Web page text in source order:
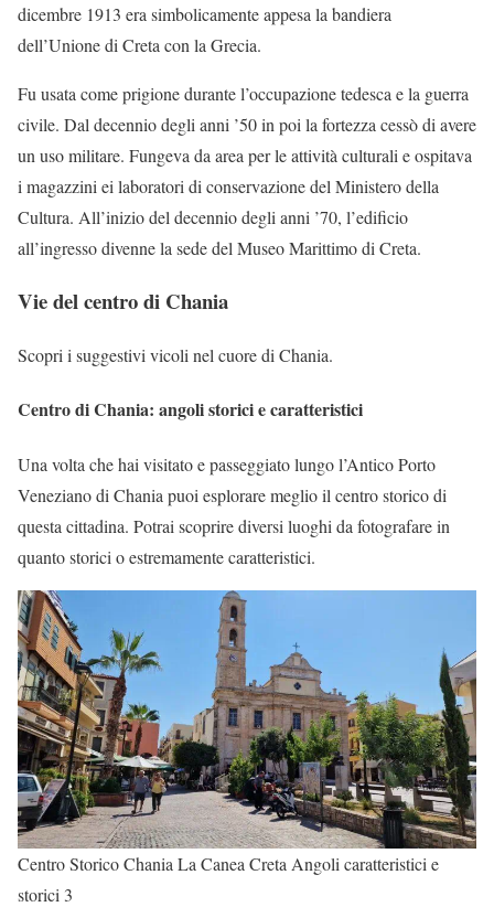
dicembre 1913 era simbolicamente appesa la bandiera
dell’Unione di Creta con la Grecia.
Fu usata come prigione durante l’occupazione tedesca e la guerra
civile. Dal decennio degli anni ’50 in poi la fortezza cessò di avere
un uso militare. Fungeva da area per le attività culturali e ospitava
i magazzini ei laboratori di conservazione del Ministero della
Cultura. All’inizio del decennio degli anni ’70, l’edificio
all’ingresso divenne la sede del Museo Marittimo di Creta.
Vie del centro di Chania
Scopri i suggestivi vicoli nel cuore di Chania.
Centro di Chania: angoli storici e caratteristici
Una volta che hai visitato e passeggiato lungo l’Antico Porto
Veneziano di Chania puoi esplorare meglio il centro storico di
questa cittadina. Potrai scoprire diversi luoghi da fotografare in
quanto storici o estremamente caratteristici.
Centro Storico Chania La Canea Creta Angoli caratteristici e
storici 3